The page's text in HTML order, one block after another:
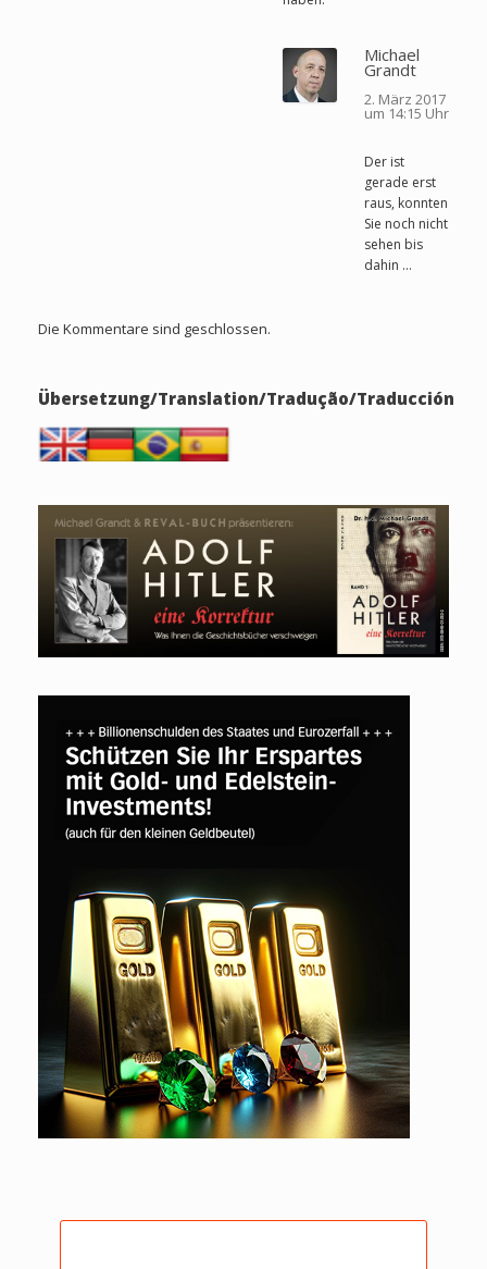
Michael
Grandt
2. März 2017
um 14:15 Uhr
Der ist
gerade erst
raus, konnten
Sie noch nicht
sehen bis
dahin …
Die Kommentare sind geschlossen.
Übersetzung/Translation/Tradução/Traducción